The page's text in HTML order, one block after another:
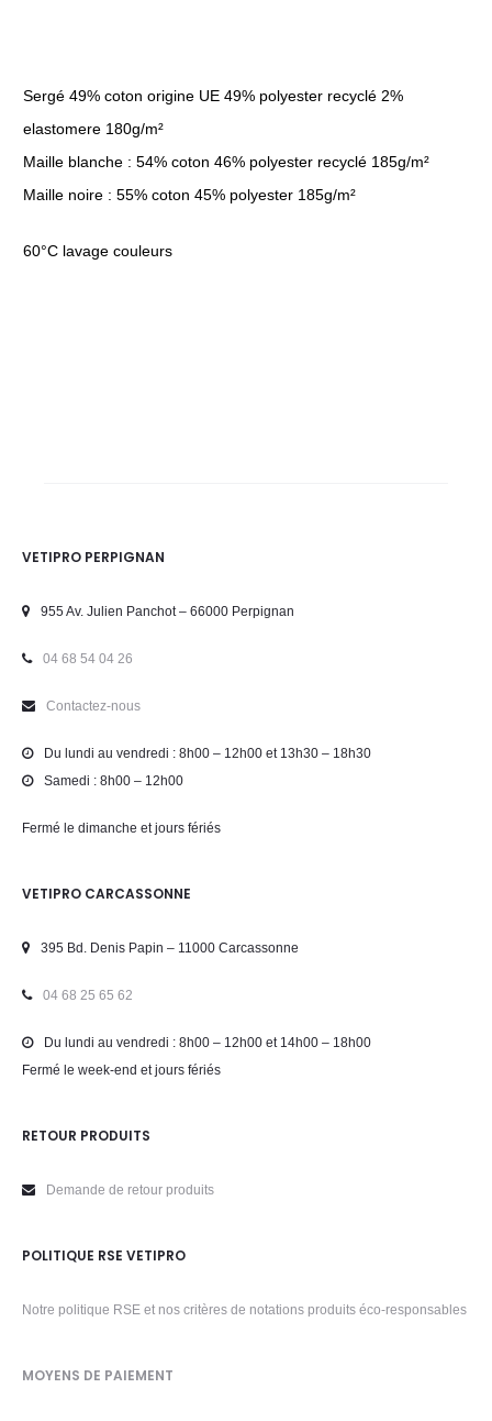
Sergé 49% coton origine UE 49% polyester recyclé 2%
elastomere 180g/m²
Maille blanche : 54% coton 46% polyester recyclé 185g/m²
Maille noire : 55% coton 45% polyester 185g/m²
60°C lavage couleurs
VETIPRO PERPIGNAN
955 Av. Julien Panchot – 66000 Perpignan
04 68 54 04 26
Contactez-nous
Du lundi au vendredi : 8h00 – 12h00 et 13h30 – 18h30
Samedi : 8h00 – 12h00
Fermé le dimanche et jours fériés
VETIPRO CARCASSONNE
395 Bd. Denis Papin – 11000 Carcassonne
04 68 25 65 62
Du lundi au vendredi : 8h00 – 12h00 et 14h00 – 18h00
Fermé le week-end et jours fériés
RETOUR PRODUITS
Demande de retour produits
POLITIQUE RSE VETIPRO
Notre politique RSE et nos critères de notations produits éco-responsables
MOYENS DE PAIEMENT